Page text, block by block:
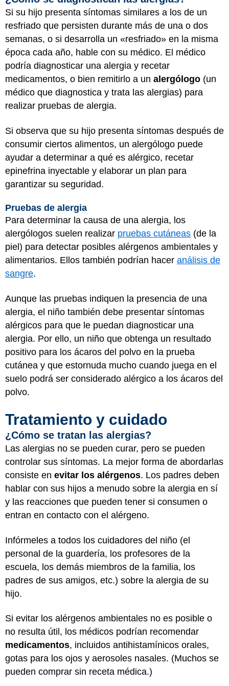
Si su hijo presenta síntomas similares a los de un
resfriado que persisten durante más de una o dos
semanas, o si desarrolla un «resfriado» en la misma
época cada año, hable con su médico. El médico
podría diagnosticar una alergia y recetar
medicamentos, o bien remitirlo a un alergólogo (un
médico que diagnostica y trata las alergias) para
realizar pruebas de alergia.
Si observa que su hijo presenta síntomas después de
consumir ciertos alimentos, un alergólogo puede
ayudar a determinar a qué es alérgico, recetar
epinefrina inyectable y elaborar un plan para
garantizar su seguridad.
Pruebas de alergia
Para determinar la causa de una alergia, los
alergólogos suelen realizar pruebas cutáneas (de la
piel) para detectar posibles alérgenos ambientales y
alimentarios. Ellos también podrían hacer análisis de
sangre.
Aunque las pruebas indiquen la presencia de una
alergia, el niño también debe presentar síntomas
alérgicos para que le puedan diagnosticar una
alergia. Por ello, un niño que obtenga un resultado
positivo para los ácaros del polvo en la prueba
cutánea y que estornuda mucho cuando juega en el
suelo podrá ser considerado alérgico a los ácaros del
polvo.
Tratamiento y cuidado
¿Cómo se tratan las alergias?
Las alergias no se pueden curar, pero se pueden
controlar sus síntomas. La mejor forma de abordarlas
consiste en evitar los alérgenos. Los padres deben
hablar con sus hijos a menudo sobre la alergia en sí
y las reacciones que pueden tener si consumen o
entran en contacto con el alérgeno.
Infórmeles a todos los cuidadores del niño (el
personal de la guardería, los profesores de la
escuela, los demás miembros de la familia, los
padres de sus amigos, etc.) sobre la alergia de su
hijo.
Si evitar los alérgenos ambientales no es posible o
no resulta útil, los médicos podrían recomendar
medicamentos, incluidos antihistamínicos orales,
gotas para los ojos y aerosoles nasales. (Muchos se
pueden comprar sin receta médica.)